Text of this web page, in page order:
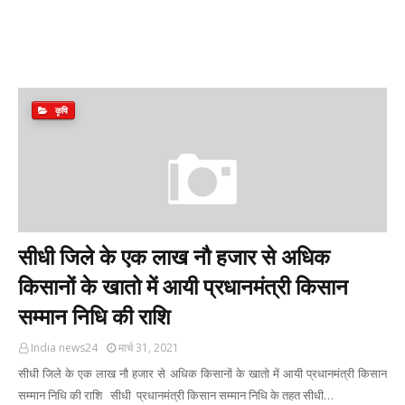
कृषि
सीधी जिले के एक लाख नौ हजार से अधिक
किसानों के खातो में आयी प्रधानमंत्री किसान
सम्मान निधि की राशि
India news24 मार्च 31, 2021
सीधी जिले के एक लाख नौ हजार से अधिक किसानों के खातो में आयी प्रधानमंत्री किसान
सम्मान निधि की राशि सीधी प्रधानमंत्री किसान सम्मान निधि के तहत सीधी…